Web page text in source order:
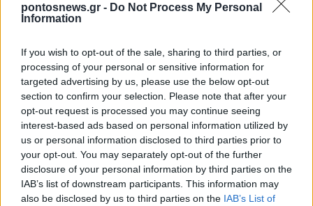
pontosnews.gr - Do Not Process My Personal
Information
If you wish to opt-out of the sale, sharing to third parties, or
processing of your personal or sensitive information for
targeted advertising by us, please use the below opt-out
section to confirm your selection. Please note that after your
opt-out request is processed you may continue seeing
interest-based ads based on personal information utilized by
us or personal information disclosed to third parties prior to
your opt-out. You may separately opt-out of the further
disclosure of your personal information by third parties on the
IAB’s list of downstream participants. This information may
also be disclosed by us to third parties on the IAB’s List of
Μητσοτάκης-Χριστοδουλίδης: Συντονισμός
Αθήνας και Λευκωσίας για το Κυπριακό και τις
εξελίξεις στην Ανατολική Μεσόγειο
25/07/2026 - 3:05μμ